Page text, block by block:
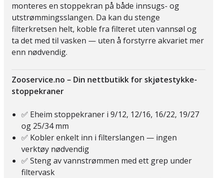
monteres en stoppekran på både innsugs- og
utstrømmingsslangen. Da kan du stenge
filterkretsen helt, koble fra filteret uten vannsøl og
ta det med til vasken — uten å forstyrre akvariet mer
enn nødvendig.
Zooservice.no – Din nettbutikk for skjøtestykke-
stoppekraner
✅ Eheim stoppekraner i 9/12, 12/16, 16/22, 19/27
og 25/34 mm
✅ Kobler enkelt inn i filterslangen — ingen
verktøy nødvendig
✅ Steng av vannstrømmen med ett grep under
filtervask